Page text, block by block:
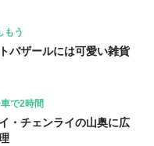
もう
バザールには可愛い雑貨
で2時間
・チェンライの山奥に広